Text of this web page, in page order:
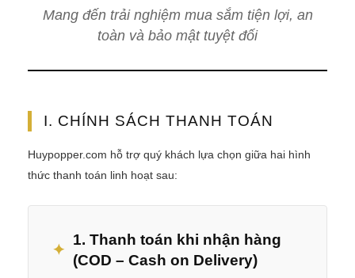
Mang đến trải nghiệm mua sắm tiện lợi, an
toàn và bảo mật tuyệt đối
I. CHÍNH SÁCH THANH TOÁN
Huypopper.com hỗ trợ quý khách lựa chọn giữa hai hình
thức thanh toán linh hoạt sau:
1. Thanh toán khi nhận hàng
(COD – Cash on Delivery)